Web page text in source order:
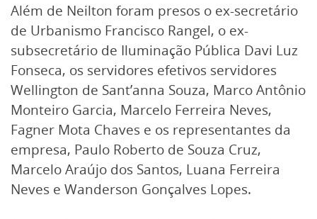
Além de Neilton foram presos o ex-secretário
de Urbanismo Francisco Rangel, o ex-
subsecretário de Iluminação Pública Davi Luz
Fonseca, os servidores efetivos servidores
Wellington de Sant’anna Souza, Marco Antônio
Monteiro Garcia, Marcelo Ferreira Neves,
Fagner Mota Chaves e os representantes da
empresa, Paulo Roberto de Souza Cruz,
Marcelo Araújo dos Santos, Luana Ferreira
Neves e Wanderson Gonçalves Lopes.